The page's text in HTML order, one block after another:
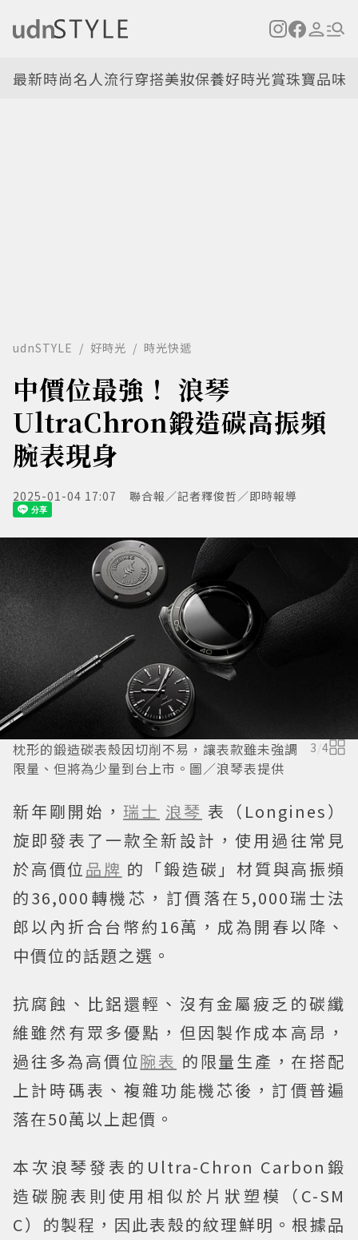
最新時尚名人流行穿搭美妝保養好時光賞珠寶品味
udnSTYLE 好時光 時光快遞
中價位最強！ 浪琴
UltraChron鍛造碳高振頻
腕表現身
2025-01-04 17:07 聯合報／記者釋俊哲／即時報導
枕形的鍛造碳表殼因切削不易，讓表款雖未強調
限量、但將為少量到台上市。圖／浪琴表提供
3 /4
新年剛開始， 瑞士 浪琴 表（Longines）
旋即發表了一款全新設計，使用過往常見
於高價位品牌 的「鍛造碳」材質與高振頻
的36,000轉機芯，訂價落在5,000瑞士法
郎以內折合台幣約16萬，成為開春以降、
中價位的話題之選。
抗腐蝕、比鋁還輕、沒有金屬疲乏的碳纖
維雖然有眾多優點，但因製作成本高昂，
過往多為高價位腕表 的限量生產，在搭配
上計時碼表、複雜功能機芯後，訂價普遍
落在50萬以上起價。
本次浪琴發表的Ultra-Chron Carbon鍛
造碳腕表則使用相似於片狀塑模（C-SM
C）的製程，因此表殼的紋理鮮明。根據品